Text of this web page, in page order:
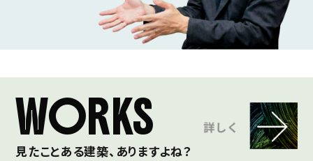
WORKS
見たことある建築、ありますよね？